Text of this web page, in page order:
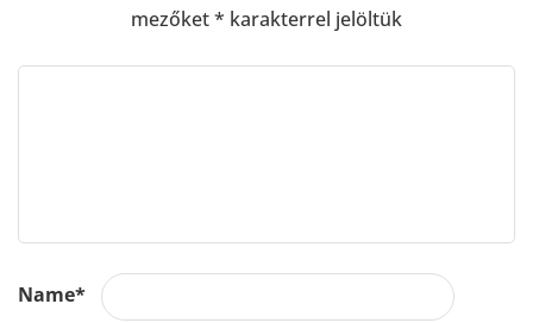
mezőket* karakterrel jelöltük
Name*